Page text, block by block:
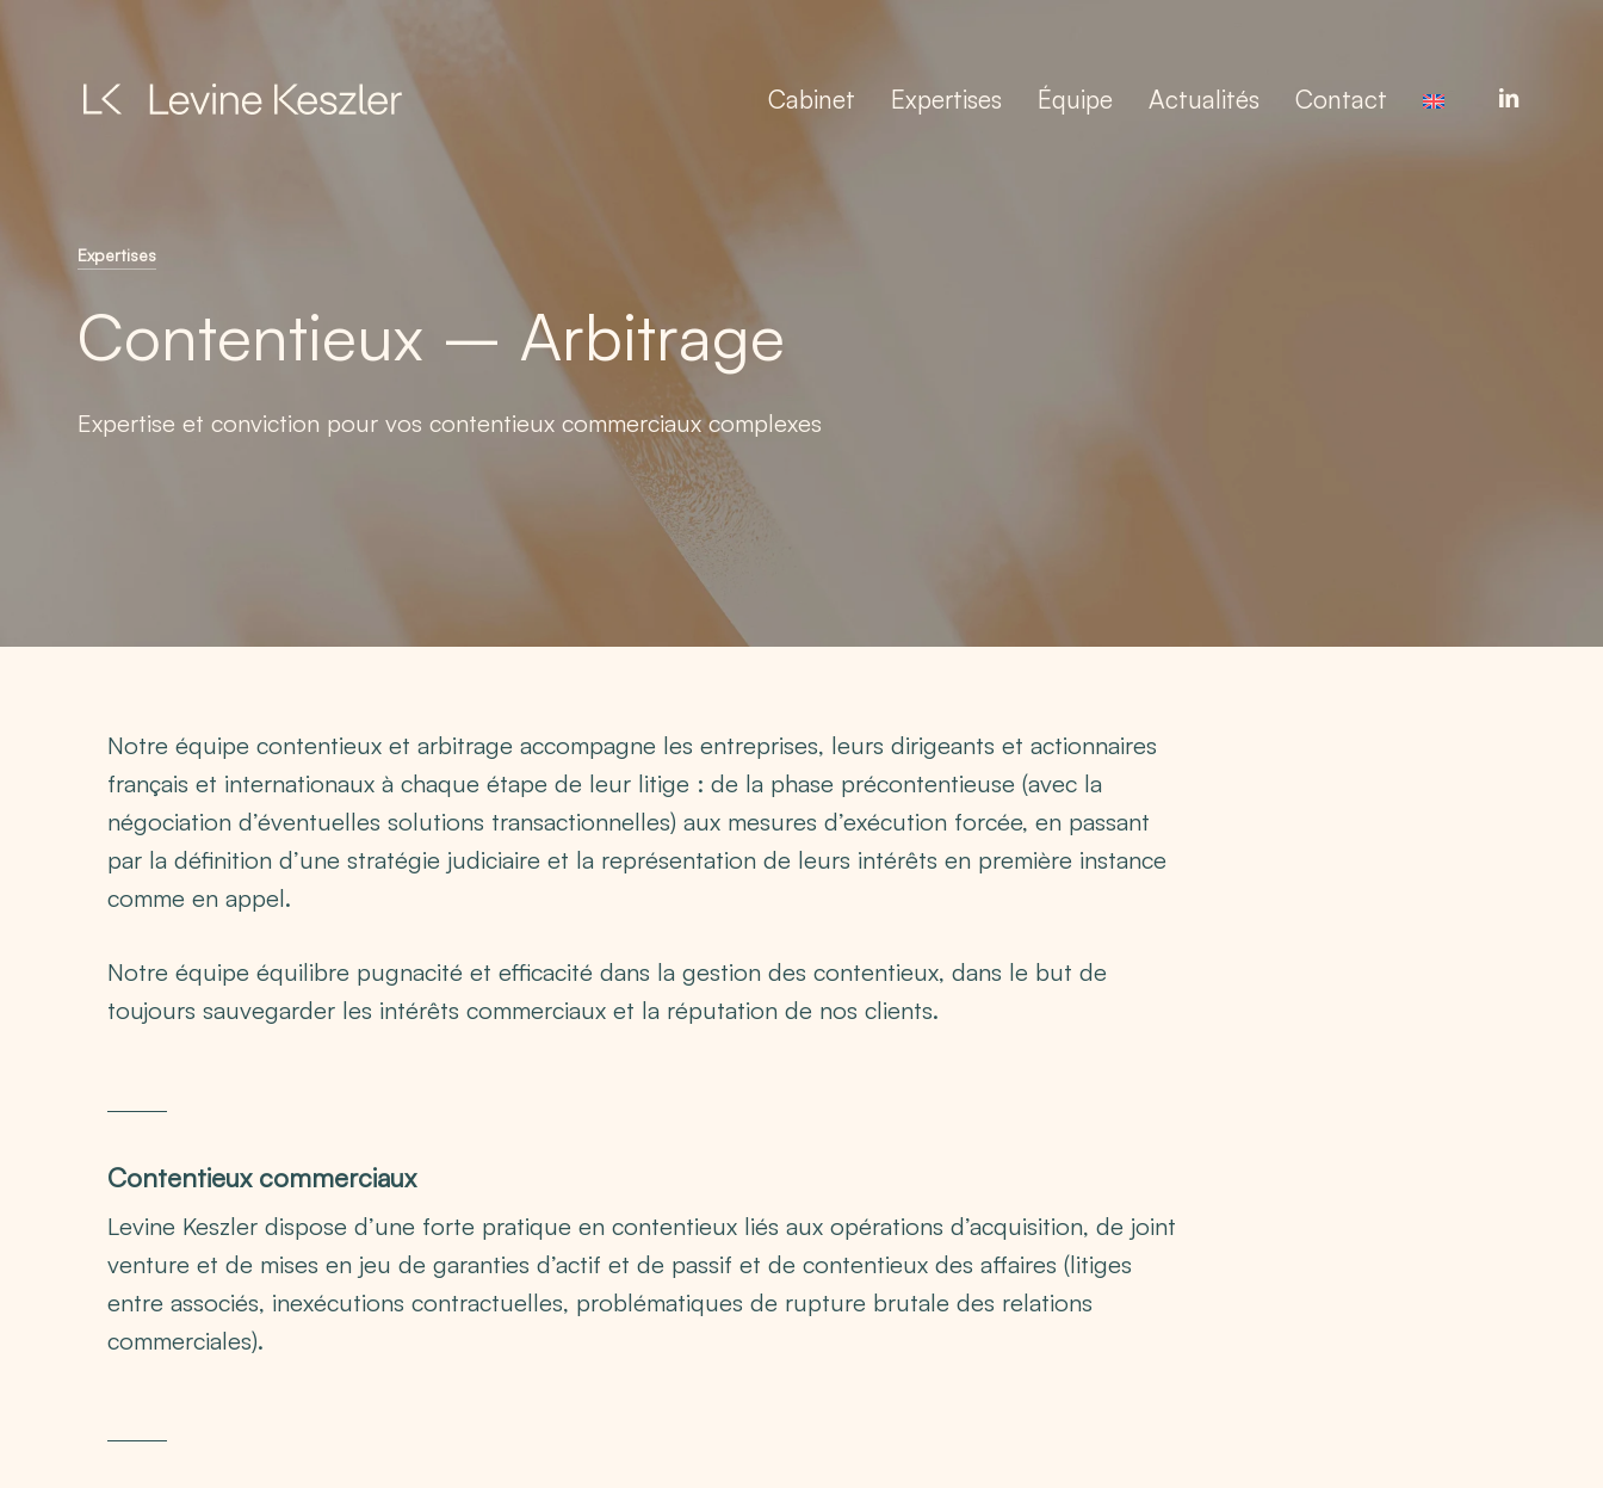
Cabinet Expertises Équipe Actualités Contact linkedin
Expertises
Contentieux – Arbitrage
Expertise et conviction pour vos contentieux commerciaux complexes
Notre équipe contentieux et arbitrage accompagne les entreprises, leurs dirigeants et actionnaires
français et internationaux à chaque étape de leur litige : de la phase précontentieuse (avec la
négociation d’éventuelles solutions transactionnelles) aux mesures d’exécution forcée, en passant
par la définition d’une stratégie judiciaire et la représentation de leurs intérêts en première instance
comme en appel.
Notre équipe équilibre pugnacité et efficacité dans la gestion des contentieux, dans le but de
toujours sauvegarder les intérêts commerciaux et la réputation de nos clients.
Contentieux commerciaux
Levine Keszler dispose d’une forte pratique en contentieux liés aux opérations d’acquisition, de joint
venture et de mises en jeu de garanties d’actif et de passif et de contentieux des affaires (litiges
entre associés, inexécutions contractuelles, problématiques de rupture brutale des relations
commerciales).